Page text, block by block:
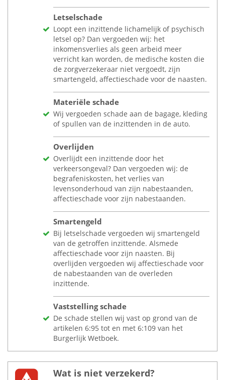
Letselschade
Loopt een inzittende lichamelijk of psychisch
letsel op? Dan vergoeden wij: het
inkomensverlies als geen arbeid meer
verricht kan worden, de medische kosten die
de zorgverzekeraar niet vergoedt, zijn
smartengeld, affectieschade voor de naasten.
Materiële schade
Wij vergoeden schade aan de bagage, kleding
of spullen van de inzittenden in de auto.
Overlijden
Overlijdt een inzittende door het
verkeersongeval? Dan vergoeden wij: de
begrafeniskosten, het verlies van
levensonderhoud van zijn nabestaanden,
affectieschade voor zijn nabestaanden.
Smartengeld
Bij letselschade vergoeden wij smartengeld
van de getroffen inzittende. Alsmede
affectieschade voor zijn naasten. Bij
overlijden vergoeden wij affectieschade voor
de nabestaanden van de overleden
inzittende.
Vaststelling schade
De schade stellen wij vast op grond van de
artikelen 6:95 tot en met 6:109 van het
Burgerlijk Wetboek.
Wat is niet verzekerd?